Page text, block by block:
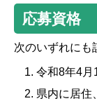
応募資格
次のいずれにも
令和8年4月
県内に居住